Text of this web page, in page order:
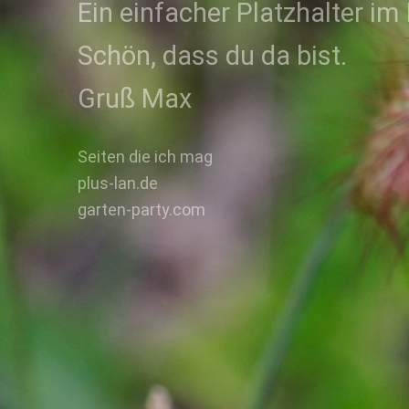
Ein einfacher Platzhalter im
Schön, dass du da bist.
Gruß Max
Seiten die ich mag
plus-lan.de
garten-party.com